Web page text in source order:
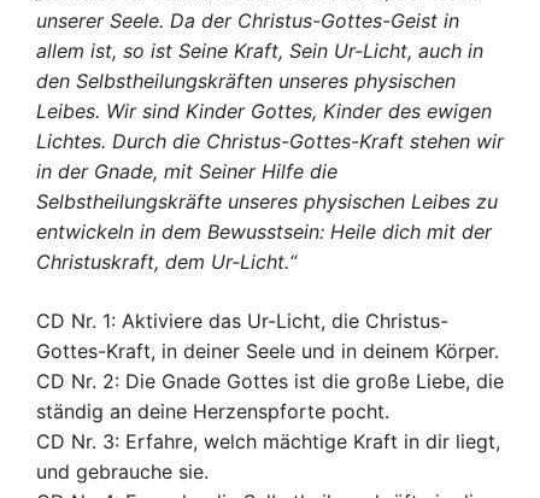
unserer Seele. Da der Christus-Gottes-Geist in
allem ist, so ist Seine Kraft, Sein Ur-Licht, auch in
den Selbstheilungskräften unseres physischen
Leibes. Wir sind Kinder Gottes, Kinder des ewigen
Lichtes. Durch die Christus-Gottes-Kraft stehen wir
in der Gnade, mit Seiner Hilfe die
Selbstheilungskräfte unseres physischen Leibes zu
entwickeln in dem Bewusstsein: Heile dich mit der
Christuskraft, dem Ur-Licht.“
CD Nr. 1: Aktiviere das Ur-Licht, die Christus-
Gottes-Kraft, in deiner Seele und in deinem Körper.
CD Nr. 2: Die Gnade Gottes ist die große Liebe, die
ständig an deine Herzenspforte pocht.
CD Nr. 3: Erfahre, welch mächtige Kraft in dir liegt,
und gebrauche sie.